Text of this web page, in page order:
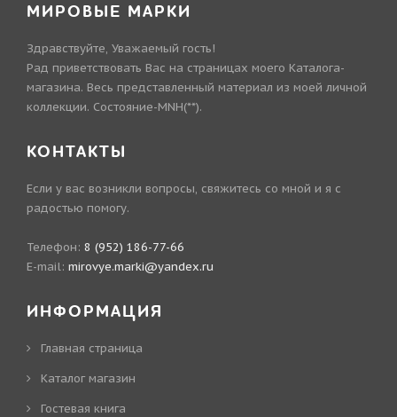
МИРОВЫЕ МАРКИ
Здравствуйте, Уважаемый гость!
Рад приветствовать Вас на страницах моего Каталога-
магазина. Весь представленный материал из моей личной
коллекции. Состояние-MNH(**).
КОНТАКТЫ
Если у вас возникли вопросы, свяжитесь со мной и я с
радостью помогу.
Телефон: 8 (952) 186-77-66
E-mail: mirovye.marki@yandex.ru
ИНФОРМАЦИЯ
Главная страница
Каталог магазин
Гостевая книга